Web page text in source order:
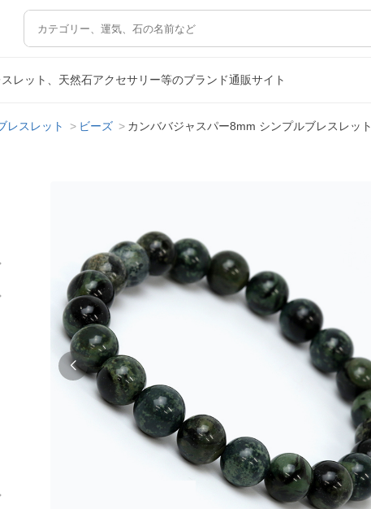
レット、天然石アクセサリー等のブランド通販サイト
レスレット ビーズ カンババジャスパー8mm シンプルブレスレット